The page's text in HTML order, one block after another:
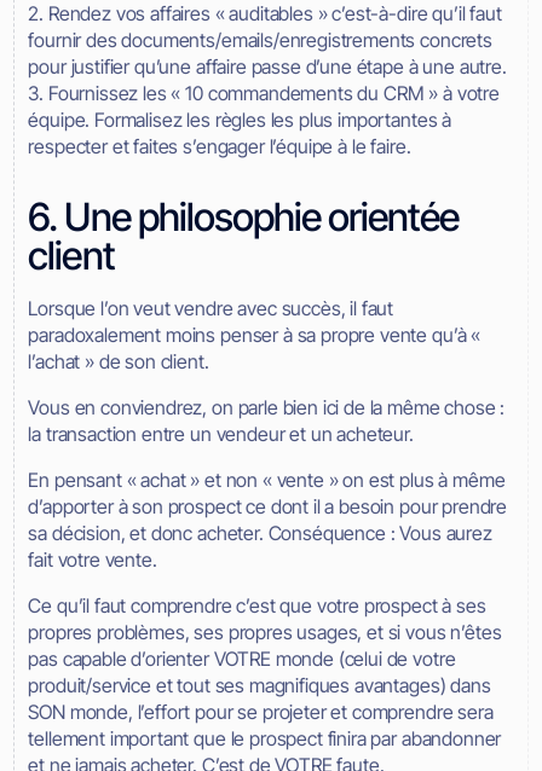
2. Rendez vos affaires « auditables » c’est-à-dire qu’il faut
fournir des documents/emails/enregistrements concrets
pour justifier qu’une affaire passe d’une étape à une autre.
3. Fournissez les « 10 commandements du CRM » à votre
équipe. Formalisez les règles les plus importantes à
respecter et faites s’engager l’équipe à le faire.
6. Une philosophie orientée
client
Lorsque l’on veut vendre avec succès, il faut
paradoxalement moins penser à sa propre vente qu’à «
l’achat » de son client.
Vous en conviendrez, on parle bien ici de la même chose :
la transaction entre un vendeur et un acheteur.
En pensant « achat » et non « vente » on est plus à même
d’apporter à son prospect ce dont il a besoin pour prendre
sa décision, et donc acheter. Conséquence : Vous aurez
fait votre vente.
Ce qu’il faut comprendre c’est que votre prospect à ses
propres problèmes, ses propres usages, et si vous n’êtes
pas capable d’orienter VOTRE monde (celui de votre
produit/service et tout ses magnifiques avantages) dans
SON monde, l’effort pour se projeter et comprendre sera
tellement important que le prospect finira par abandonner
et ne jamais acheter. C’est de VOTRE faute.